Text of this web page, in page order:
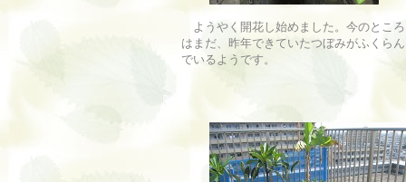
ようやく開花し始めました。今のところ
はまだ、昨年できていたつぼみがふくらん
でいるようです。